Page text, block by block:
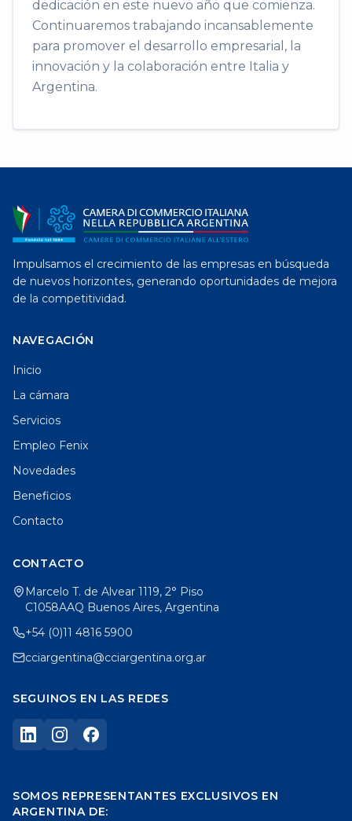
dedicación en este nuevo año que comienza.
Continuaremos trabajando incansablemente
para promover el desarrollo empresarial, la
innovación y la colaboración entre Italia y
Argentina.
Impulsamos el crecimiento de las empresas en búsqueda
de nuevos horizontes, generando oportunidades de mejora
de la competitividad.
NAVEGACIÓN
Inicio
La cámara
Servicios
Empleo Fenix
Novedades
Beneficios
Contacto
CONTACTO
Marcelo T. de Alvear 1119, 2° Piso
C1058AAQ Buenos Aires, Argentina
+54 (0)11 4816 5900
cciargentina@cciargentina.org.ar
SEGUINOS EN LAS REDES
SOMOS REPRESENTANTES EXCLUSIVOS EN
ARGENTINA DE: